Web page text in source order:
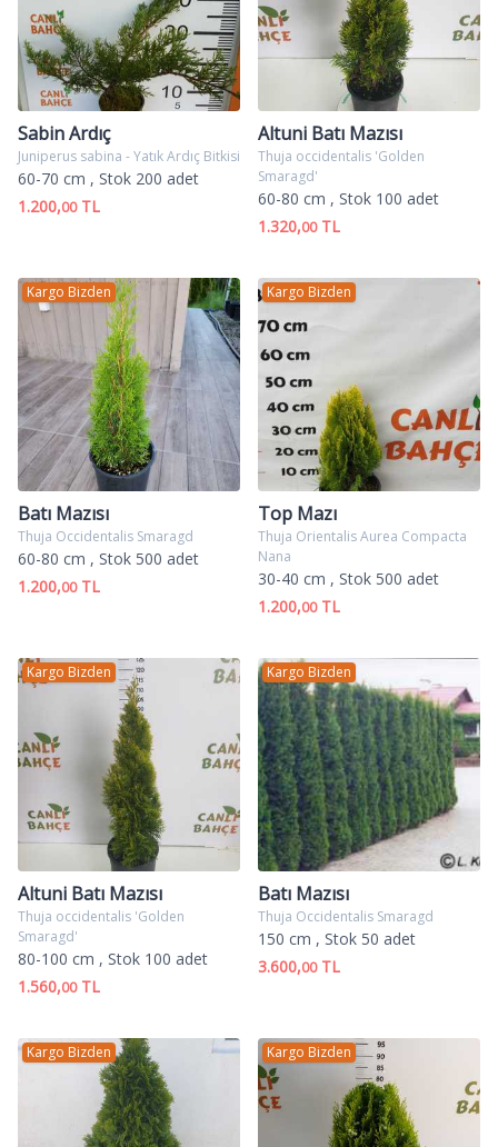
Sabin Ardıç
Juniperus sabina - Yatık Ardıç Bitkisi
60-70 cm , Stok 200 adet
1.200,00TL
Altuni Batı Mazısı
Thuja occidentalis 'Golden
Smaragd'
60-80 cm , Stok 100 adet
1.320,00TL
Kargo Bizden
Batı Mazısı
Thuja Occidentalis Smaragd
60-80 cm , Stok 500 adet
1.200,00TL
Kargo Bizden
Top Mazı
Thuja Orientalis Aurea Compacta
Nana
30-40 cm , Stok 500 adet
1.200,00TL
Kargo Bizden
Altuni Batı Mazısı
Thuja occidentalis 'Golden
Smaragd'
80-100 cm , Stok 100 adet
1.560,00TL
Kargo Bizden
Batı Mazısı
Thuja Occidentalis Smaragd
150 cm , Stok 50 adet
3.600,00TL
Kargo Bizden Kargo Bizden